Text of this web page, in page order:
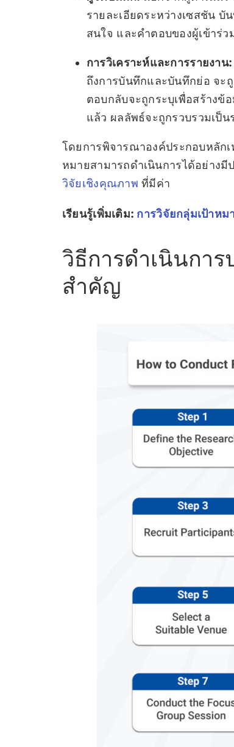
รายละเอียดระหว่างเซสชัน
สนใจ และคำตอบของผู้เข้าร่ว
การวิเคราะห์และการรายงาน:
ถึงการบันทึกและบันทึกย่อ จะ
ตอบกลับจะถูกระบุเพื่อสร้างข้
แล้ว ผลลัพธ์จะถูกรวบรวมเป็
โดยการพิจารณาองค์ประกอบหลัก
หมายสามารถดำเนินการได้อย่าง
วิจัยเชิงคุณภาพ ที่มีค่า
เรียนรู้เพิ่มเติม: การวิจัยกลุ่มเป้าหม
วิธีการดำเนินกา
สำคัญ